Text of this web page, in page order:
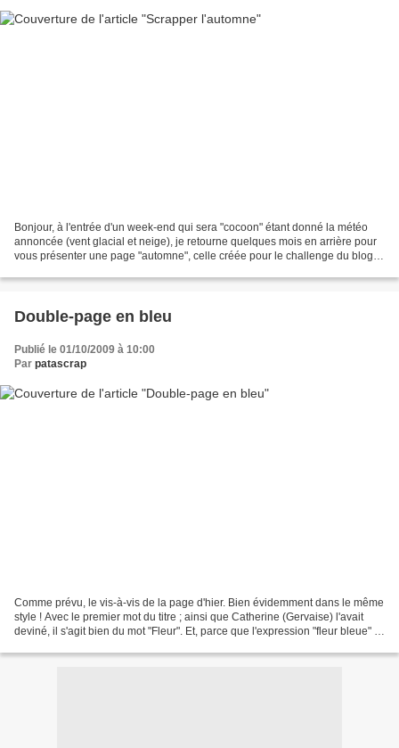
Bonjour, à l'entrée d'un week-end qui sera "cocoon" étant donné la météo
annoncée (vent glacial et neige), je retourne quelques mois en arrière pour
vous présenter une page "automne", celle créée pour le challenge du blog
Double-page en bleu
Publié le 01/10/2009 à 10:00
Par patascrap
Comme prévu, le vis-à-vis de la page d'hier. Bien évidemment dans le même
style ! Avec le premier mot du titre ; ainsi que Catherine (Gervaise) l'avait
deviné, il s'agit bien du mot "Fleur". Et, parce que l'expression "fleur bleue" a